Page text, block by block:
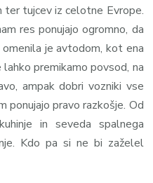
ter tujcev iz celotne Evrope.
res ponujajo ogromno, da
je avtodom, kot ena
premikamo povsod, na
ampak dobri vozniki vse
ponujajo pravo razkošje. Od
in seveda spalnega
Kdo pa si ne bi zaželel